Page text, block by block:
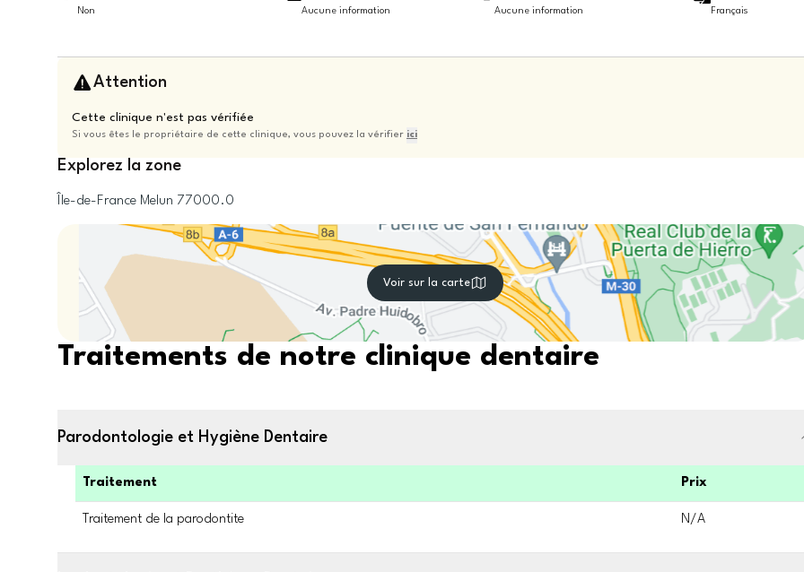
Non Aucune information Aucune information Français
Attention
Cette clinique n'est pas vérifiée
Si vous êtes le propriétaire de cette clinique, vous pouvez la vérifier ici
Explorez la zone
Île-de-France Melun 77000.0
Voir sur la carte
Traitements de notre clinique dentaire
Parodontologie et Hygiène Dentaire
Traitement Prix
Traitement de la parodontite N/A